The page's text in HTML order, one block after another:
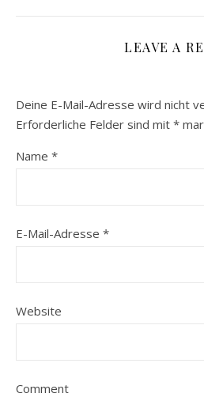
LEAVE A
Deine E-Mail-Adresse wird nicht
Erforderliche Felder sind mit *
Name *
E-Mail-Adresse *
Website
Comment